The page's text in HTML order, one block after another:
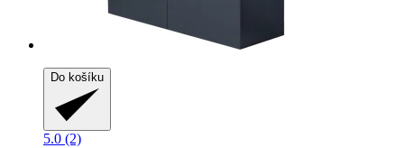
Do košíku
5.0 (2)